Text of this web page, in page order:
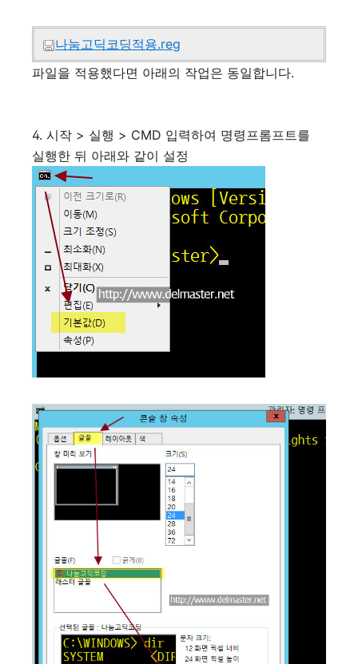
나눔고딕코딩적용.reg
파일을 적용했다면 아래의 작업은 동일합니다.
4. 시작 > 실행 > CMD 입력하여 명령프롬프트를
실행한 뒤 아래와 같이 설정